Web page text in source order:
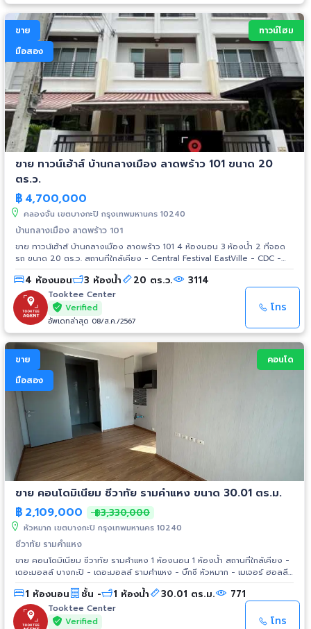
ขาย
มือสอง
ทาวน์โฮม
ขาย ทาวน์เฮ้าส์ บ้านกลางเมือง ลาดพร้าว 101 ขนาด 20
ตร.ว.
฿ 4,700,000
คลองจั่น เขตบางกะปิ กรุงเทพมหานคร 10240
บ้านกลางเมือง ลาดพร้าว 101
ขาย ทาวน์เฮ้าส์ บ้านกลางเมือง ลาดพร้าว 101 4 ห้องนอน 3 ห้องน้ำ 2 ที่จอด
รถ ขนาด 20 ตร.ว. สถานที่ใกล้เคียง - Central Festival EastVille - CDC -
The Crystal เอกมัย-รามอินทรา - The mall บางกะปิ - รร.ทรงวิทย์ศึกษา -
รร.เตรียมอุดมศึกษาน้อมเกล้า - รพ.เกษมราษฎร์ รามคำแหง - รพ.รามคำแหง 2
- สวนสยาม
4 ห้องนอน 3 ห้องน้ำ 20 ตร.ว. 3114
Tooktee Center
Verified
อัพเดทล่าสุด 08/ส.ค./2567
โทร
ขาย
มือสอง
คอนโด
ขาย คอนโดมิเนียม ชีวาทัย รามคำแหง ขนาด 30.01 ตร.ม.
฿ 2,109,000 ฿3,330,000
หัวหมาก เขตบางกะปิ กรุงเทพมหานคร 10240
ชีวาทัย รามคำแหง
ขาย คอนโดมิเนียม ชีวาทัย รามคำแหง 1 ห้องนอน 1 ห้องน้ำ สถานที่ใกล้เคียง -
เดอะมอลล์ บางกะปิ - เดอะมอลล์ รามคำแหง - บิ๊กซี หัวหมาก - เมเจอร์ ฮอลลี
วูด รามคําแหง - โรงพยาบาลรามคำแหง - มหาวิทยาลัยรามคำแหง - สนามกีฬา
หัวหมาก
1 ห้องนอน ชั้น - 1 ห้องน้ำ 30.01 ตร.ม. 771
Tooktee Center
Verified
โทร